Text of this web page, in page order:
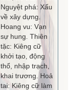
Nguyệt phá: Xấu
về xây dựng.
Hoang vu: Vạn
sự hung. Thiên
tặc: Kiêng cữ
khởi tạo, động
thổ, nhập trạch,
khai trương. Hoả
tai: Kiêng cữ làm